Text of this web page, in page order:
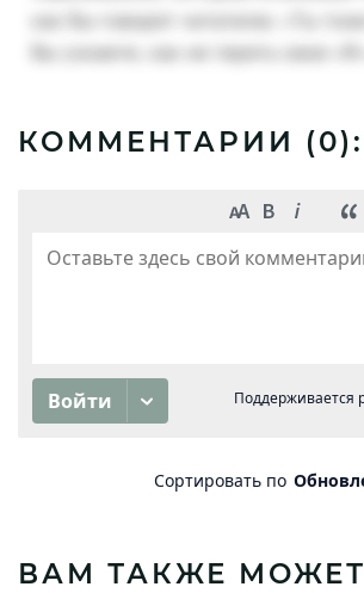
КОММЕНТАРИИ (0):
ВАМ ТАКЖЕ МОЖЕТ